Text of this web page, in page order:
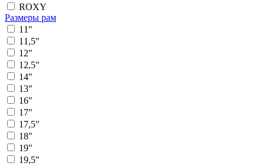
ROXY
Размеры рам
11"
11,5"
12"
12,5"
14"
13"
16"
17"
17,5"
18"
19"
19,5"